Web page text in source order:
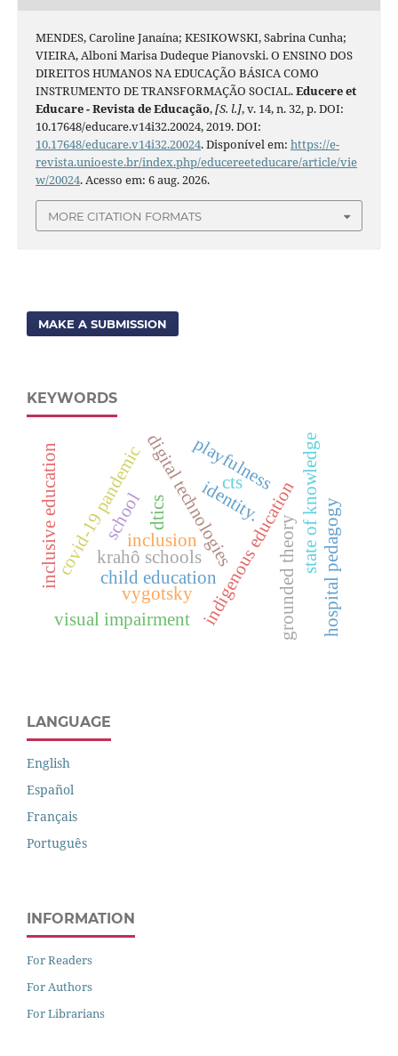
MENDES, Caroline Janaína; KESIKOWSKI, Sabrina Cunha;
VIEIRA, Alboni Marisa Dudeque Pianovski. O ENSINO DOS
DIREITOS HUMANOS NA EDUCAÇÃO BÁSICA COMO
INSTRUMENTO DE TRANSFORMAÇÃO SOCIAL.Educere et
Educare - Revista de Educação,[S. l.], v. 14, n. 32, p. DOI:
10.17648/educare.v14i32.20024, 2019. DOI:
10.17648/educare.v14i32.20024. Disponível em: https://e-
revista.unioeste.br/index.php/educereeteducare/article/vie
w/20024. Acesso em: 6 aug. 2026.
MORE CITATION FORMATS
MAKE A SUBMISSION
KEYWORDS
indigenous education
krahô schools
identity. state of knowledge
schooldigital technologies
child education
vygotsky
cts
grounded theory
covid-19 pandemic hospital pedagogy
inclusion
playfulness
visual impairment
inclusive education dtics
LANGUAGE
English
Español
Français
Português
INFORMATION
For Readers
For Authors
For Librarians